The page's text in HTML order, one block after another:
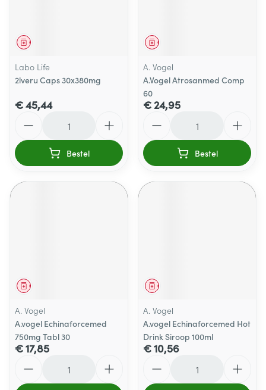
Geneesmiddel
Labo Life
2lveru Caps 30x380mg
€ 45,44
Bestel
Geneesmiddel
A. Vogel
A.Vogel Atrosanmed Comp
60
€ 24,95
Bestel
Geneesmiddel
A. Vogel
A.vogel Echinaforcemed
750mg Tabl 30
€ 17,85
Geneesmiddel
A. Vogel
A.vogel Echinaforcemed Hot
Drink Siroop 100ml
€ 10,56